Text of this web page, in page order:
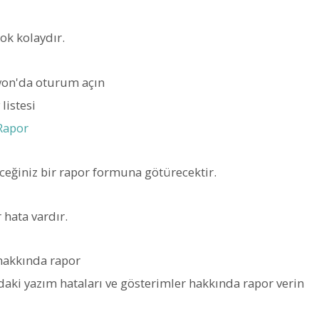
kolaydır.
oturum açın
bir rapor formuna götürecektir.
vardır.
rapor
yazım hataları ve gösterimler hakkında rapor verin